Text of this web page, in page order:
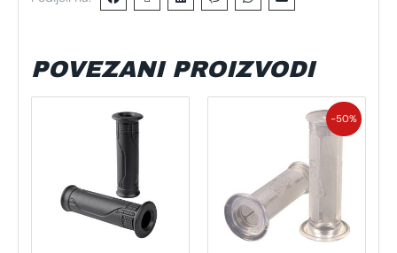
POVEZANI PROIZVODI
-50%
9,42 €.
Trenutna
cijena